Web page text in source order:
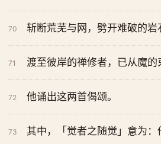
70 斩断荒芜与网，劈开难破的岩
71 渡至彼岸的禅修者，已从魔的
72 他诵出这两首偈颂。
73
其中，「觉者之随觉」意为：